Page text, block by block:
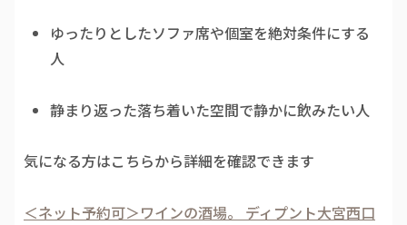
ゆったりとしたソファ席や個室を絶対条件にする
人
静まり返った落ち着いた空間で静かに飲みたい人
気になる方はこちらから詳細を確認できます
＜ネット予約可＞ワインの酒場。 ディプント大宮西口